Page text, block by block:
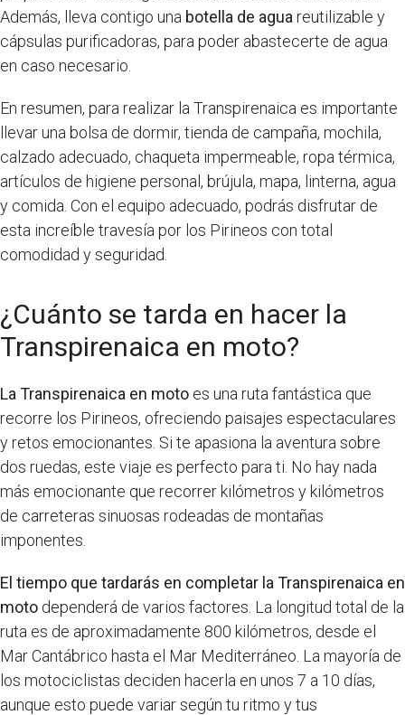
Además, lleva contigo una botella de agua reutilizable y
cápsulas purificadoras, para poder abastecerte de agua
en caso necesario.
En resumen, para realizar la Transpirenaica es importante
llevar una bolsa de dormir, tienda de campaña, mochila,
calzado adecuado, chaqueta impermeable, ropa térmica,
artículos de higiene personal, brújula, mapa, linterna, agua
y comida. Con el equipo adecuado, podrás disfrutar de
esta increíble travesía por los Pirineos con total
comodidad y seguridad.
¿Cuánto se tarda en hacer la
Transpirenaica en moto?
La Transpirenaica en moto es una ruta fantástica que
recorre los Pirineos, ofreciendo paisajes espectaculares
y retos emocionantes. Si te apasiona la aventura sobre
dos ruedas, este viaje es perfecto para ti. No hay nada
más emocionante que recorrer kilómetros y kilómetros
de carreteras sinuosas rodeadas de montañas
imponentes.
El tiempo que tardarás en completar la Transpirenaica en
moto dependerá de varios factores. La longitud total de la
ruta es de aproximadamente 800 kilómetros, desde el
Mar Cantábrico hasta el Mar Mediterráneo. La mayoría de
los motociclistas deciden hacerla en unos 7 a 10 días,
aunque esto puede variar según tu ritmo y tus